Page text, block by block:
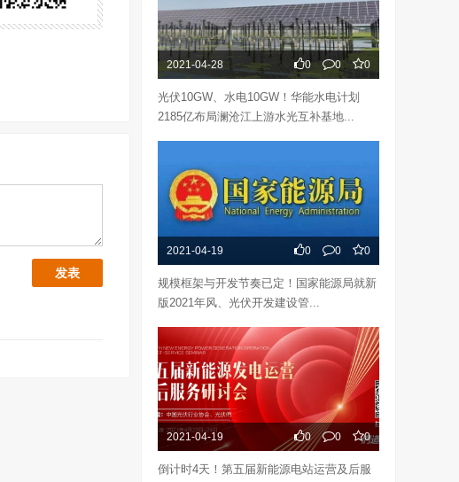
2021-04-28 0 0 0
光伏10GW、水电10GW！华能水电计划
2185亿布局澜沧江上游水光互补基地...
2021-04-19 0 0 0
规模框架与开发节奏已定！国家能源局就新
版2021年风、光伏开发建设管...
2021-04-19 0 0 0
倒计时4天！第五届新能源电站运营及后服